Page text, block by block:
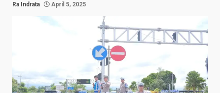
Ra Indrata April 5, 2025